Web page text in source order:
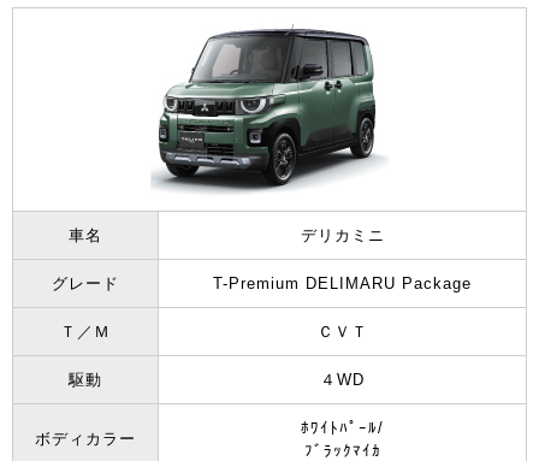
車名 デリカミニ
グレード T-Premium DELIMARU Package
Ｔ／Ｍ ＣＶＴ
駆動 ４WD
ボディカラー
ﾎﾜｲﾄﾊﾟｰﾙ/
ﾌﾞﾗｯｸﾏｲｶ